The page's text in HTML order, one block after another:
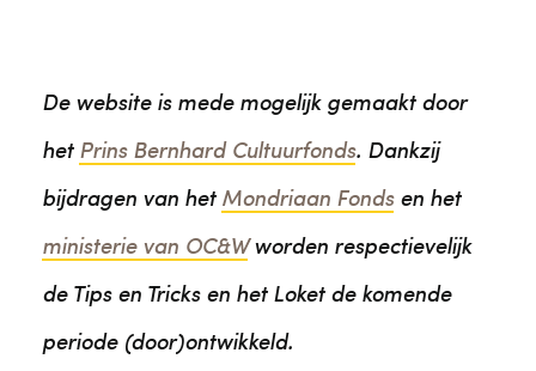
De website is mede mogelijk gemaakt door
het Prins Bernhard Cultuurfonds. Dankzij
bijdragen van het Mondriaan Fondsen het
ministerie van OC&Wworden respectievelijk
de Tips en Tricks en het Loket de komende
periode (door)ontwikkeld.